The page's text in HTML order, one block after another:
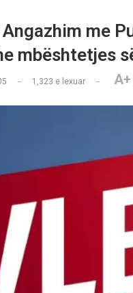
me
mbështetjes
1,323 e lexuar A+